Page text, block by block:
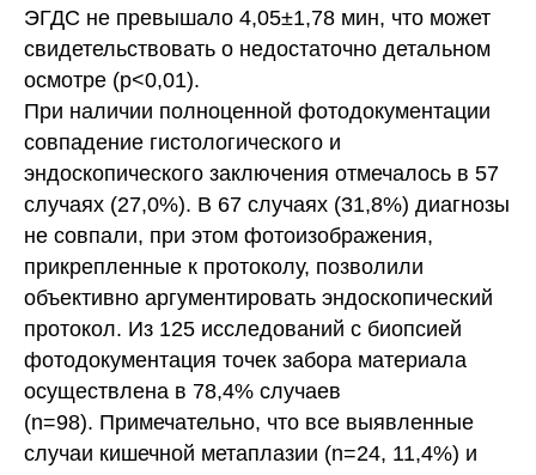
ЭГДС не превышало 4,05±1,78 мин, что может
свидетельствовать о недостаточно детальном
осмотре (p<0,01).
При наличии полноценной фотодокументации
совпадение гистологического и
эндоскопического заключения отмечалось в 57
случаях (27,0%). В 67 случаях (31,8%) диагнозы
не совпали, при этом фотоизображения,
прикрепленные к протоколу, позволили
объективно аргументировать эндоскопический
протокол. Из 125 исследований с биопсией
фотодокументация точек забора материала
осуществлена в 78,4% случаев
(n=98). Примечательно, что все выявленные
случаи кишечной метаплазии (n=24, 11,4%) и